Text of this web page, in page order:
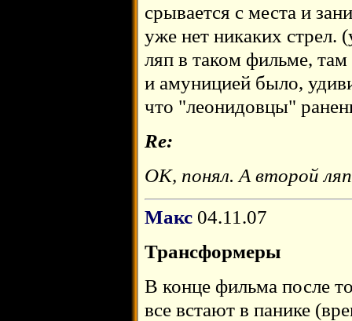
срывается с места и
уже нет никаких стрел.
ляп в таком фильме,
и амуницией было,
что "леонидовцы"
Re:
ОК, понял. А второй
Макс 04.11.07
Трансформеры
В конце фильма после
все встают в панике